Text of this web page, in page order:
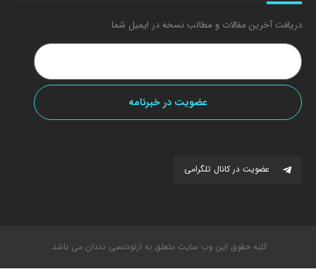
دریافت آخرین مقالات و مطالب نسخه در ایمیل شما
عضویت در کانال تلگرامی
کلیه حقوق این وب سایت متعلق به ارتودنسی دندان می باشد.